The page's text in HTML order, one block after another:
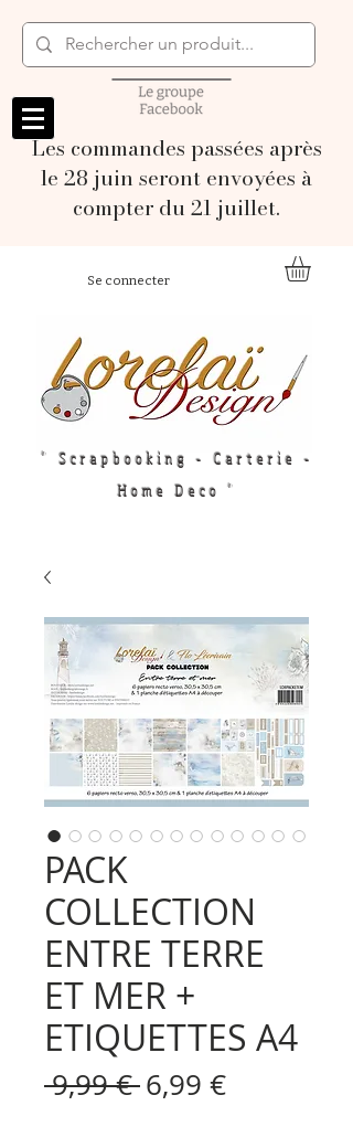
Les commandes passées après
le 28 juin seront envoyées à
compter du 21 juillet.
Se connecter
" Scrapbooking - Carterie -
Home Deco "
PACK
COLLECTION
ENTRE TERRE
ET MER +
ETIQUETTES A4
9,99 € Prix
6,99 €Prix